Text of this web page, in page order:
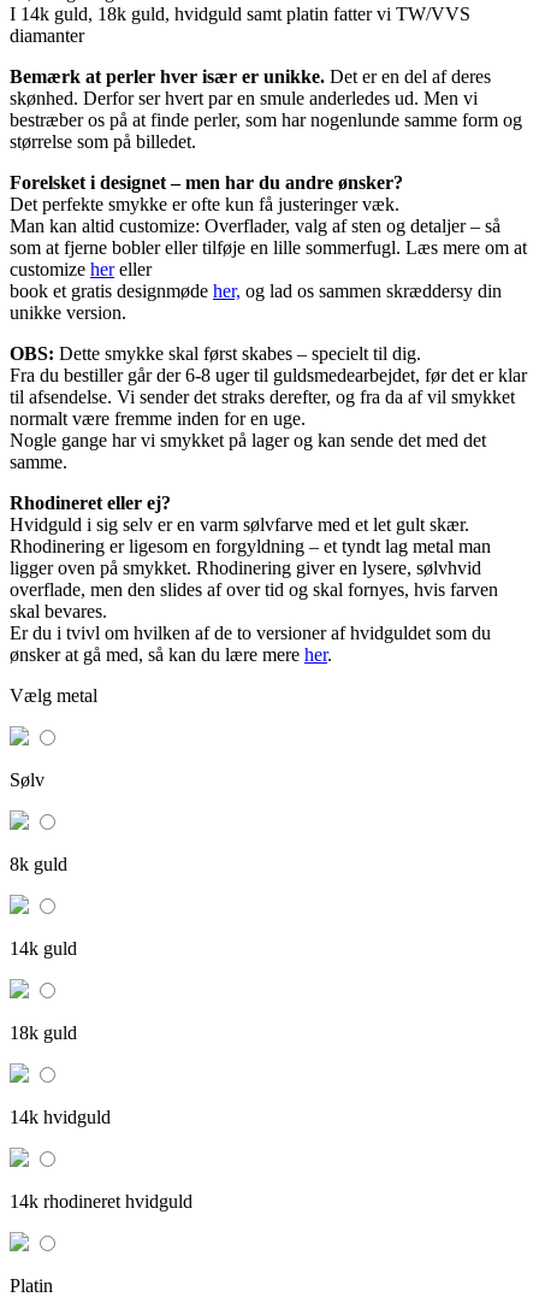
I 14k guld, 18k guld, hvidguld samt platin fatter vi TW/VVS
diamanter
Bemærk at perler hver især er unikke. Det er en del af deres
skønhed. Derfor ser hvert par en smule anderledes ud. Men vi
bestræber os på at finde perler, som har nogenlunde samme form og
størrelse som på billedet.
Forelsket i designet – men har du andre ønsker?
Det perfekte smykke er ofte kun få justeringer væk.
Man kan altid customize: Overflader, valg af sten og detaljer – så
som at fjerne bobler eller tilføje en lille sommerfugl. Læs mere om at
customize hereller
book et gratis designmøde her, og lad os sammen skræddersy din
unikke version.
OBS: Dette smykke skal først skabes – specielt til dig.
Fra du bestiller går der 6-8 uger til guldsmedearbejdet, før det er klar
til afsendelse. Vi sender det straks derefter, og fra da af vil smykket
normalt være fremme inden for en uge.
Nogle gange har vi smykket på lager og kan sende det med det
samme.
Rhodineret eller ej?
Hvidguld i sig selv er en varm sølvfarve med et let gult skær.
Rhodinering er ligesom en forgyldning – et tyndt lag metal man
ligger oven på smykket. Rhodinering giver en lysere, sølvhvid
overflade, men den slides af over tid og skal fornyes, hvis farven
skal bevares.
Er du i tvivl om hvilken af de to versioner af hvidguldet som du
ønsker at gå med, så kan du lære mere her.
Vælg metal
Sølv
8k guld
14k guld
18k guld
14k hvidguld
14k rhodineret hvidguld
Platin